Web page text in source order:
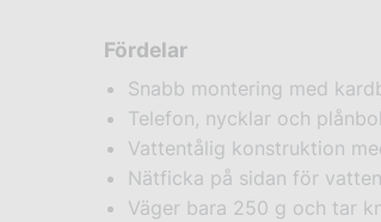
Fördelar
Snabb montering med
Telefon, nycklar och
Vattentålig konstruktion
Nätficka på sidan för
Väger bara 250 g och tar